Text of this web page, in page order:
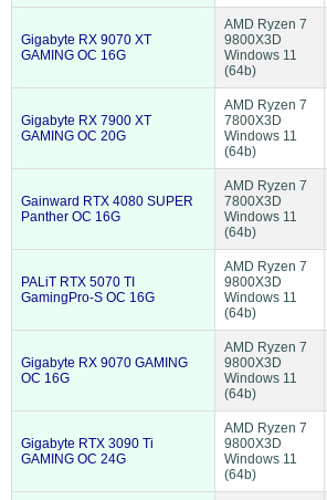
Gigabyte RX 9070 XT
GAMING OC 16G
AMD Ryzen 7
9800X3D
Windows 11
(64b)
Gigabyte RX 7900 XT
GAMING OC 20G
AMD Ryzen 7
7800X3D
Windows 11
(64b)
Gainward RTX 4080 SUPER
Panther OC 16G
AMD Ryzen 7
7800X3D
Windows 11
(64b)
PALiT RTX 5070 TI
GamingPro-S OC 16G
AMD Ryzen 7
9800X3D
Windows 11
(64b)
Gigabyte RX 9070 GAMING
OC 16G
AMD Ryzen 7
9800X3D
Windows 11
(64b)
Gigabyte RTX 3090 Ti
GAMING OC 24G
AMD Ryzen 7
9800X3D
Windows 11
(64b)